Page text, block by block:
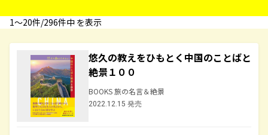
1〜20件/296件中 を表示
悠久の教えをひもとく中国のことばと
絶景１００
BOOKS 旅の名言＆絶景
2022.12.15 発売